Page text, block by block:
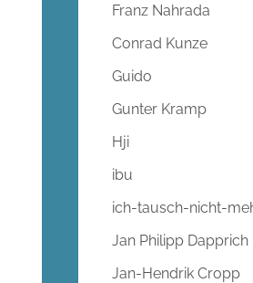
Franz Nahrada
Conrad Kunze
Guido
Gunter Kramp
Hji
ibu
ich-tausch-nicht-
Jan Philipp Dapprich
Jan-Hendrik Cropp